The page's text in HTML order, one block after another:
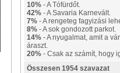
10% - A Tófürdőt.
42% - A Savaria Karnevált.
7% - A rengeteg fagyizási
8% - A sok gondozott parkot.
14% - A nyugalmat, amit a
áraszt.
20% - Csak az számít, hogy
Összesen 1954 szavazat